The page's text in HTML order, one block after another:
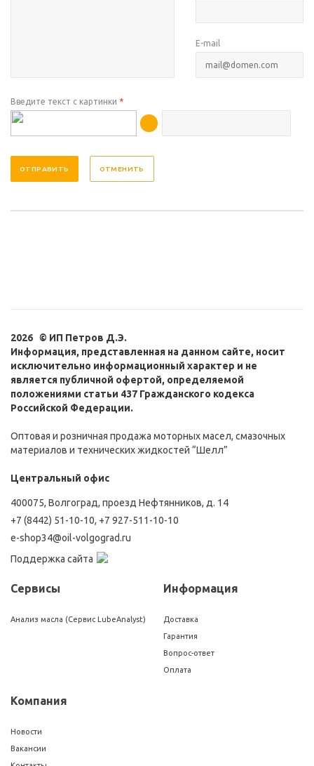
E-mail
Введите текст с картинки *
ОТМЕНИТЬ
2026 © ИП Петров Д.Э.
Информация, представленная на данном сайте, носит
исключительно информационный характер и не
является публичной офертой, определяемой
положениями статьи 437 Гражданского кодекса
Российской Федерации.
Оптовая и розничная продажа моторных масел, смазочных
материалов и технических жидкостей “Шелл”
Центральный офис
400075, Волгоград, проезд Нефтянников, д. 14
+7 (8442) 51-10-10, +7 927-511-10-10
e-shop34@oil-volgograd.ru
Поддержка сайта
Сервисы
Анализ масла (Сервис LubeAnalyst)
Информация
Доставка
Гарантия
Вопрос-ответ
Оплата
Компания
Новости
Вакансии